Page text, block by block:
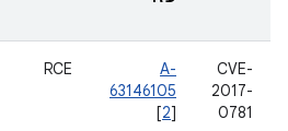
CVE-
2017-
0781
A-
63146105
[2]
RCE